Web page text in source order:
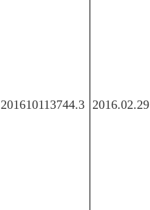
201610113744.3 2016.02.29